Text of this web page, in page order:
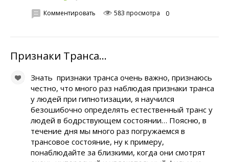
Комментировать 583 просмотра 0
Признаки Транса…
Знать признаки транса очень важно, признаюсь
честно, что много раз наблюдая признаки транса
у людей при гипнотизации, я научился
безошибочно определять естественный транс у
людей в бодрствующем состоянии… Поясню, в
течение дня мы много раз погружаемся в
трансовое состояние, ну к примеру,
понаблюдайте за близкими, когда они смотрят